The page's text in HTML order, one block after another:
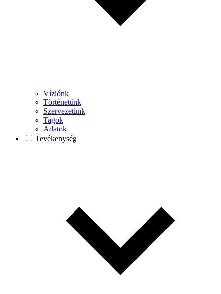
Víziónk
Történetünk
Szervezetünk
Tagok
Adatok
Tevékenység